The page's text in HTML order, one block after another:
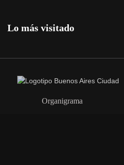
Lo más visitado
Organigrama